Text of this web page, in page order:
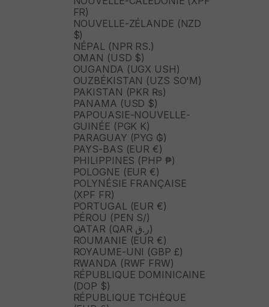
FR)
NOUVELLE-ZÉLANDE (NZD
$)
NÉPAL (NPR RS.)
OMAN (USD $)
OUGANDA (UGX USH)
OUZBÉKISTAN (UZS SO'M)
PAKISTAN (PKR ₨)
PANAMA (USD $)
PAPOUASIE-NOUVELLE-
GUINÉE (PGK K)
PARAGUAY (PYG ₲)
PAYS-BAS (EUR €)
PHILIPPINES (PHP ₱)
POLOGNE (EUR €)
POLYNÉSIE FRANÇAISE
(XPF FR)
PORTUGAL (EUR €)
PÉROU (PEN S/)
QATAR (QAR ر.ق)
ROUMANIE (EUR €)
ROYAUME-UNI (GBP £)
RWANDA (RWF FRW)
RÉPUBLIQUE DOMINICAINE
(DOP $)
RÉPUBLIQUE TCHÈQUE